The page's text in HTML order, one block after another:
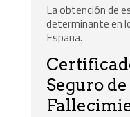
La obtención de
determinante en
España.
Seguro